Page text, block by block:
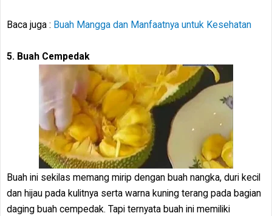
Baca juga : Buah Mangga dan Manfaatnya untuk Kesehatan
5. Buah Cempedak
Buah ini sekilas memang mirip dengan buah nangka, duri kecil
dan hijau pada kulitnya serta warna kuning terang pada bagian
daging buah cempedak. Tapi ternyata buah ini memiliki